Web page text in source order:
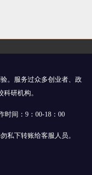
。服务过众多创业者、政
研机构。
时间：9：00-18：00
私下转账给客服人员。